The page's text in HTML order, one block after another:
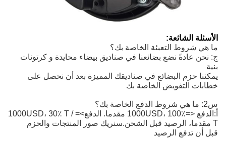
الأسئلة الشائعة:
ما هي شروط التعبئة الخاصة بك؟
ج: نحن عادةً نضع بضائعنا في صناديق بيضاء محايدة و كرتونات
بنية
يمكننا حزم البضائع في صناديقك المميزة بعد أن نحصل على
خطابات التفويض الخاصة بك
س2: ما هي شروط الدفع الخاصة بك؟
أ:
الدفع <=1000USD، 100٪ مقدما. الدفع>=1000USD، 30٪ T /
T مقدما، الرصيد قبل الشحن.
سنريك صور المنتجات والحزم
قبل أن تدفع الرصيد